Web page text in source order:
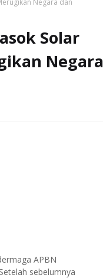
Negara dan
Solar
Negara
APBN
sebelumnya